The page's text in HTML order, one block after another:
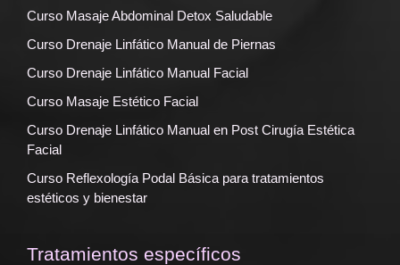
Curso Masaje Abdominal Detox Saludable
Curso Drenaje Linfático Manual de Piernas
Curso Drenaje Linfático Manual Facial
Curso Masaje Estético Facial
Curso Drenaje Linfático Manual en Post Cirugía Estética
Facial
Curso Reflexología Podal Básica para tratamientos
estéticos y bienestar
Tratamientos específicos